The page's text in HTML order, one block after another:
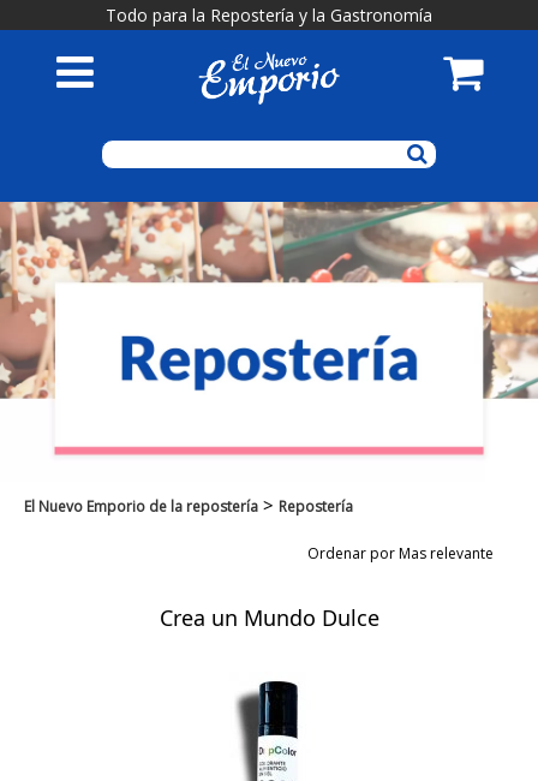
Todo para la Repostería y la Gastronomía
El Nuevo Emporio de la repostería > Repostería
Ordenar por Mas relevante
Crea un Mundo Dulce